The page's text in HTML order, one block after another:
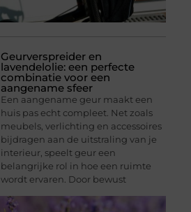
Geurverspreider en
lavendelolie: een perfecte
combinatie voor een
aangename sfeer
Een aangename geur maakt een
huis pas echt compleet. Net zoals
meubels, verlichting en accessoires
bijdragen aan de uitstraling van je
interieur, speelt geur een
belangrijke rol in hoe een ruimte
wordt ervaren. Door bewust